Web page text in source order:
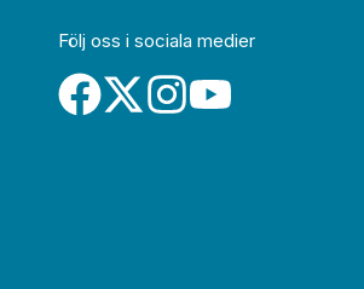
Följ oss i sociala medier